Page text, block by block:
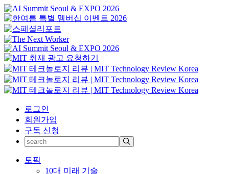
로그인
회원가입
구독 신청
토픽
10대 미래 기술